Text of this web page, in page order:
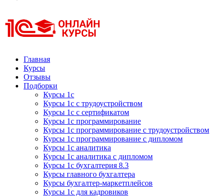
Курсы 1С
Курсы 1С официальная сертификация
Главная
Курсы
Отзывы
Подборки
Курсы 1с
Курсы 1с с трудоустройством
Курсы 1с с сертификатом
Курсы 1с программирование
Курсы 1с программирование с трудоустройством
Курсы 1с программирование с дипломом
Курсы 1с аналитика
Курсы 1с аналитика с дипломом
Курсы 1с бухгалтерия 8.3
Курсы главного бухгалтера
Курсы бухгалтер-маркетплейсов
Курсы 1с для кадровиков